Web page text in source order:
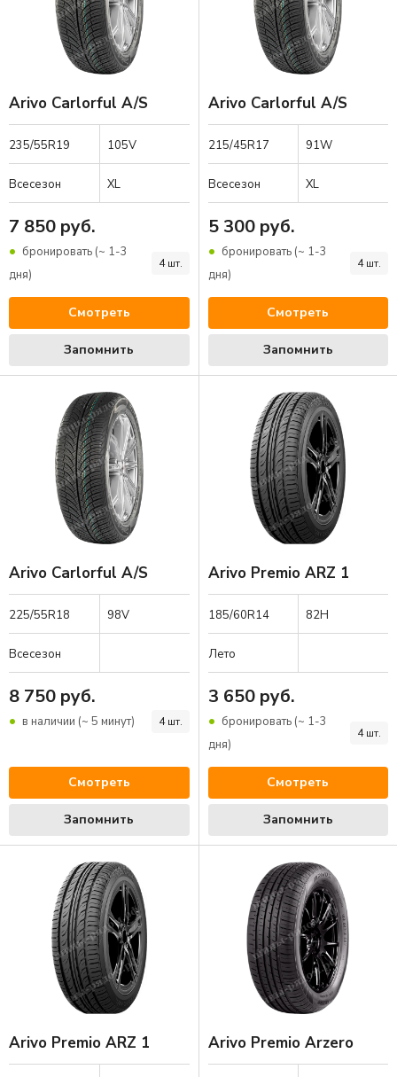
Arivo Carlorful A/S
235/55R19 105V
Всесезон XL
7 850 руб.
4 шт.
бронировать (~ 1-3
дня)
Смотреть
Запомнить
Arivo Carlorful A/S
215/45R17 91W
Всесезон XL
5 300 руб.
4 шт.
бронировать (~ 1-3
дня)
Смотреть
Запомнить
Arivo Carlorful A/S
225/55R18 98V
Всесезон
8 750 руб.
4 шт.
в наличии (~ 5 минут)
Смотреть
Запомнить
Arivo Premio ARZ 1
185/60R14 82H
Лето
3 650 руб.
4 шт.
бронировать (~ 1-3
дня)
Смотреть
Запомнить
Arivo Premio ARZ 1 Arivo Premio Arzero